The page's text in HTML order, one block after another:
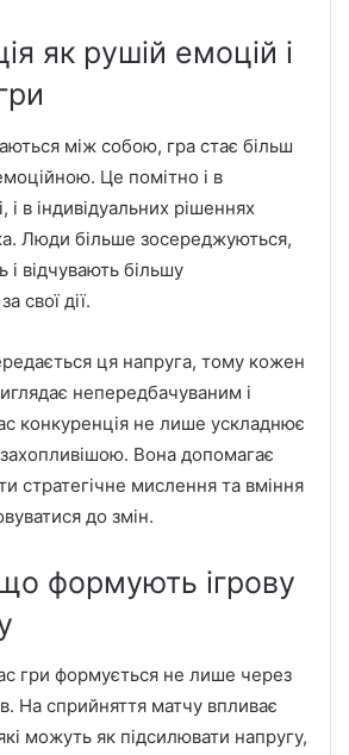
як рушій емоцій і
між собою, гра стає більш
Це помітно і в
і в індивідуальних рішеннях
Люди більше зосереджуються,
відчувають більшу
свої дії.
ця напруга, тому кожен
непередбачуваним і
конкуренція не лише ускладнює
захопливішою. Вона допомагає
стратегічне мислення та вміння
до змін.
формують ігрову
гри формується не лише через
На сприйняття матчу впливає
можуть як підсилювати напругу,